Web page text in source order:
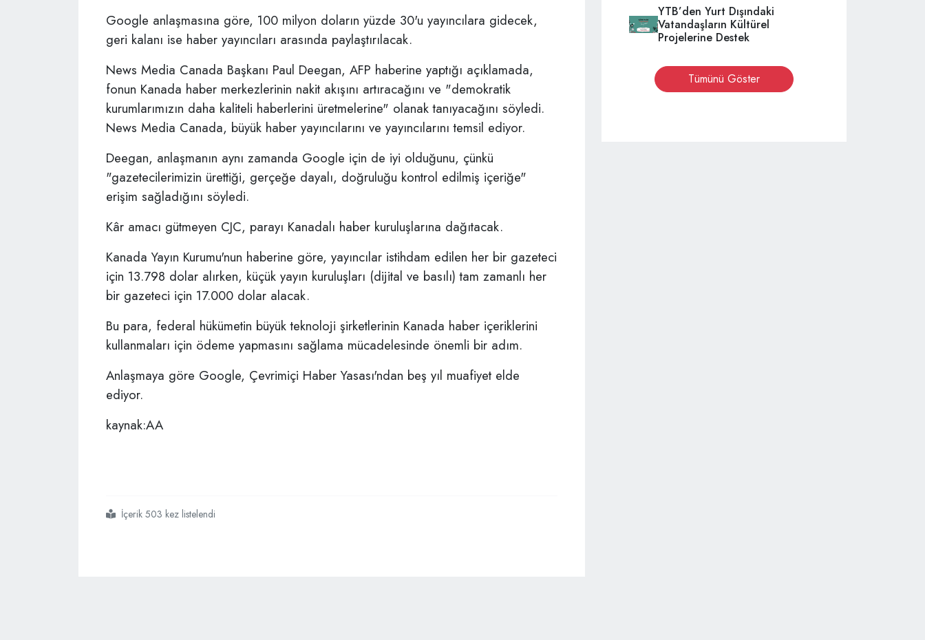
Google anlaşmasına göre, 100 milyon doların yüzde 30'u yayıncılara gidecek,
geri kalanı ise haber yayıncıları arasında paylaştırılacak.​​​​​​​
News Media Canada Başkanı Paul Deegan, AFP haberine yaptığı açıklamada,
fonun Kanada haber merkezlerinin nakit akışını artıracağını ve "demokratik
kurumlarımızın daha kaliteli haberlerini üretmelerine" olanak tanıyacağını söyledi.
News Media Canada, büyük haber yayıncılarını ve yayıncılarını temsil ediyor.
Deegan, anlaşmanın aynı zamanda Google için de iyi olduğunu, çünkü
"gazetecilerimizin ürettiği, gerçeğe dayalı, doğruluğu kontrol edilmiş içeriğe"
erişim sağladığını söyledi.
Kâr amacı gütmeyen CJC, parayı Kanadalı haber kuruluşlarına dağıtacak.
Kanada Yayın Kurumu'nun haberine göre, yayıncılar istihdam edilen her bir gazeteci
için 13.798 dolar alırken, küçük yayın kuruluşları (dijital ve basılı) tam zamanlı her
bir gazeteci için 17.000 dolar alacak.
Bu para, federal hükümetin büyük teknoloji şirketlerinin Kanada haber içeriklerini
kullanmaları için ödeme yapmasını sağlama mücadelesinde önemli bir adım.
Anlaşmaya göre Google, Çevrimiçi Haber Yasası'ndan beş yıl muafiyet elde
ediyor.
kaynak:AA
#google
#google kanada
#telif hakkı
İçerik 503 kez listelendi
YTB’den Yurt Dışındaki
Vatandaşların Kültürel
Projelerine Destek
Tümünü Göster